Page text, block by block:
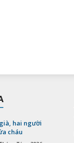
hai người
cháu